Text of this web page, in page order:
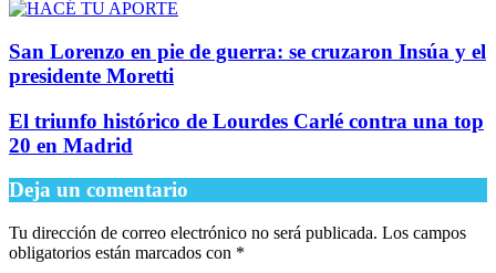
San Lorenzo en pie de guerra: se cruzaron Insúa y el
presidente Moretti
El triunfo histórico de Lourdes Carlé contra una top
20 en Madrid
Deja un comentario
Tu dirección de correo electrónico no será publicada. Los campos
obligatorios están marcados con *